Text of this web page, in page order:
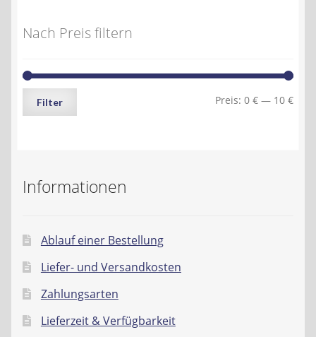
Nach Preis filtern
Min.
Max.
Filter Preis: 0 € — 10 €
Informationen
Ablauf einer Bestellung
Liefer- und Versandkosten
Zahlungsarten
Lieferzeit & Verfügbarkeit